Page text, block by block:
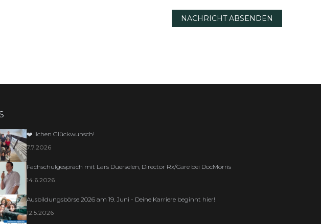
NACHRICHT ABSENDEN
❤️ lichen Glückwunsch!
7.7.2026
Fachschulgespräch mit Lars Duerselen, Director Rx/Care bei DocMorris
14.6.2026
Ausbildungsbörse 2026 am 19. Juni - Deine Karriere beginnt hier!
12.5.2026